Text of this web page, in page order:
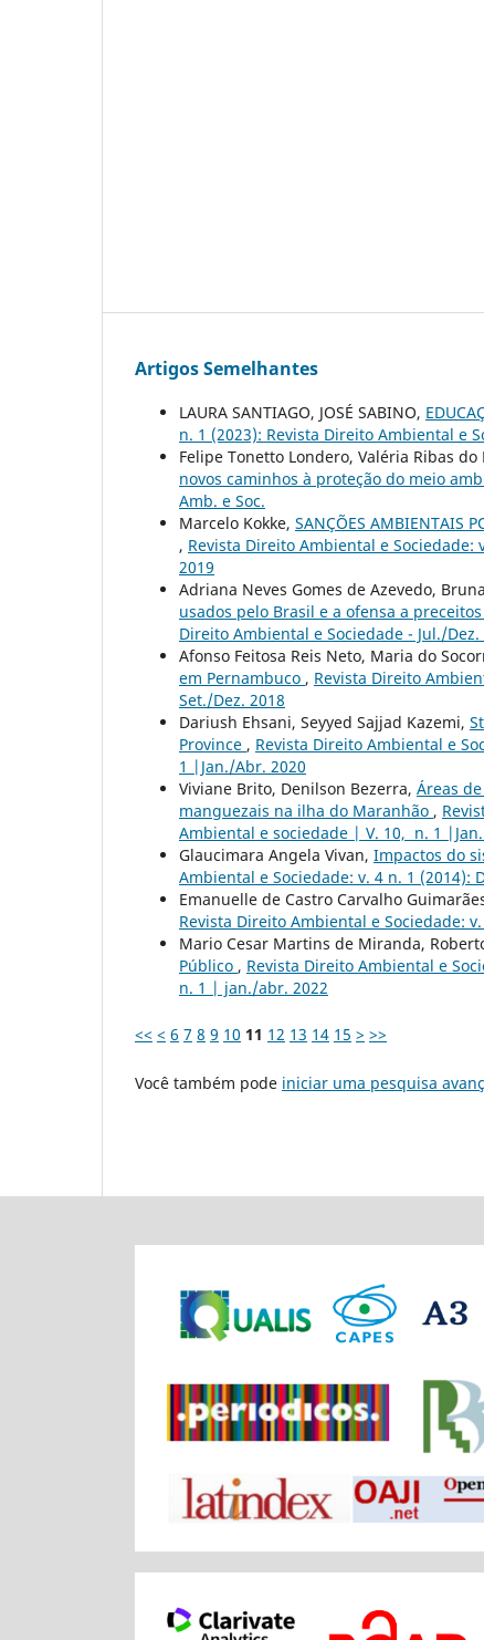
Artigos Semelhantes
LAURA SANTIAGO, JOSÉ SABINO,
n. 1 (2023): Revista Direito Ambiental e
Felipe Tonetto Londero, Valéria Ribas do
novos caminhos à proteção do meio
Amb. e Soc.
Marcelo Kokke, SANÇÕES AMBIENTAIS
, Revista Direito Ambiental e
2019
Adriana Neves Gomes de Azevedo,
usados pelo Brasil e a ofensa a
Direito Ambiental e Sociedade - Jul./Dez.
Afonso Feitosa Reis Neto, Maria do
em Pernambuco , Revista Direito
Set./Dez. 2018
Dariush Ehsani, Seyyed Sajjad Kazemi,
Province , Revista Direito Ambiental e
1 |Jan./Abr. 2020
Viviane Brito, Denilson Bezerra, Áreas
manguezais na ilha do Maranhão ,
Ambiental e sociedade | V. 10, n. 1
Glaucimara Angela Vivan, Impactos do
Ambiental e Sociedade: v. 4 n. 1 (2014):
Emanuelle de Castro Carvalho
Revista Direito Ambiental e Sociedade:
Mario Cesar Martins de Miranda,
Público , Revista Direito Ambiental e
n. 1 | jan./abr. 2022
<< < 6 7 8 9 10 11 12 13 14 15 > >>
Você também pode iniciar uma pesquisa